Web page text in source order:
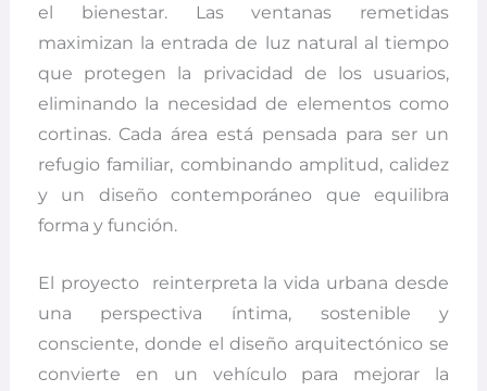
el bienestar. Las ventanas remetidas
maximizan la entrada de luz natural al tiempo
que protegen la privacidad de los usuarios,
eliminando la necesidad de elementos como
cortinas. Cada área está pensada para ser un
refugio familiar, combinando amplitud, calidez
y un diseño contemporáneo que equilibra
forma y función.
El proyecto
reinterpreta la vida urbana desde
una perspectiva íntima, sostenible y
consciente, donde el diseño arquitectónico se
convierte en un vehículo para mejorar la